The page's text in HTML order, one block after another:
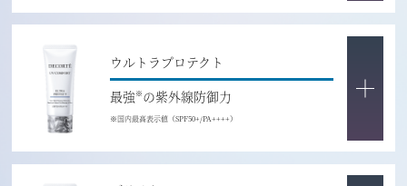
ウルトラプロテクト
最強※の紫外線防御力
※国内最高表示値（SPF50+/PA++++）